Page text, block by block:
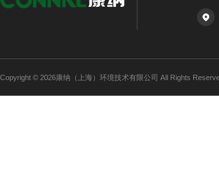
Copyright © 2026康纳（上海）环境技术有限公司 All Rights